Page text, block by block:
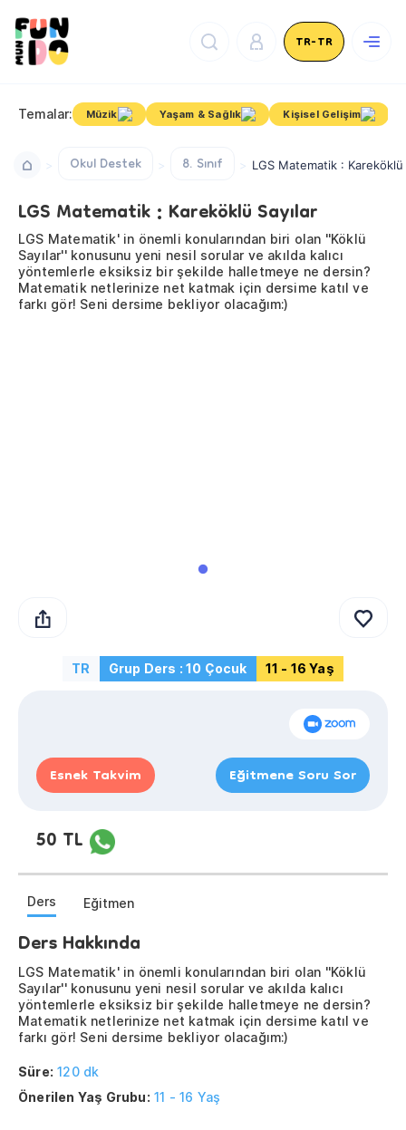
TR-TR
Temalar: Müzik Yaşam & Sağlık Kişisel Gelişim
Okul Destek 8. Sınıf LGS Matematik : Kareköklü
LGS Matematik : Kareköklü Sayılar
LGS Matematik' in önemli konularından biri olan ''Köklü
Sayılar'' konusunu yeni nesil sorular ve akılda kalıcı
yöntemlerle eksiksiz bir şekilde halletmeye ne dersin?
Matematik netlerinize net katmak için dersime katıl ve
farkı gör! Seni dersime bekliyor olacağım:)
TR Grup Ders : 10 Çocuk 11 - 16 Yaş
Esnek Takvim Eğitmene Soru Sor
50 TL
Ders Eğitmen
Ders Hakkında
LGS Matematik' in önemli konularından biri olan ''Köklü
Sayılar'' konusunu yeni nesil sorular ve akılda kalıcı
yöntemlerle eksiksiz bir şekilde halletmeye ne dersin?
Matematik netlerinize net katmak için dersime katıl ve
farkı gör! Seni dersime bekliyor olacağım:)
Süre: 120 dk
Önerilen Yaş Grubu: 11 - 16 Yaş